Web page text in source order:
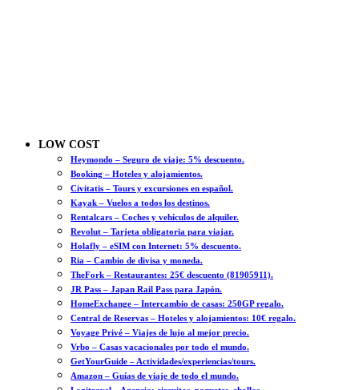
LOW COST
Heymondo – Seguro de viaje: 5% descuento.
Booking – Hoteles y alojamientos.
Civitatis – Tours y excursiones en español.
Kayak – Vuelos a todos los destinos.
Rentalcars – Coches y vehículos de alquiler.
Revolut – Tarjeta obligatoria para viajar.
Holafly – eSIM con Internet: 5% descuento.
Ria – Cambio de divisa y moneda.
TheFork – Restaurantes: 25€ descuento (81905911).
JR Pass – Japan Rail Pass para Japón.
HomeExchange – Intercambio de casas: 250GP regalo.
Central de Reservas – Hoteles y alojamientos: 10€ regalo.
Voyage Privé – Viajes de lujo al mejor precio.
Vrbo – Casas vacacionales por todo el mundo.
GetYourGuide – Actividades/experiencias/tours.
Amazon – Guías de viaje de todo el mundo.